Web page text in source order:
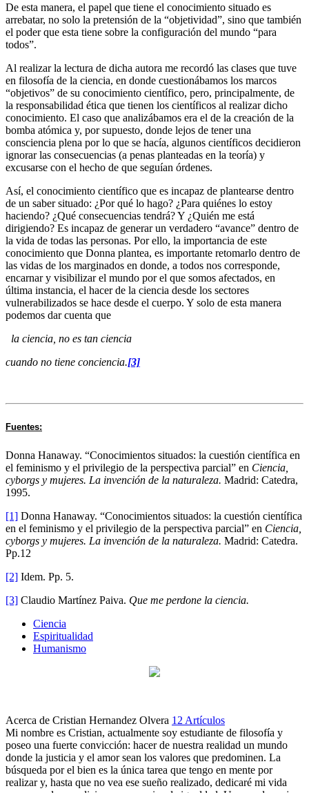
De esta manera, el papel que tiene el conocimiento situado es
arrebatar, no solo la pretensión de la “objetividad”, sino que también
el poder que esta tiene sobre la configuración del mundo “para
todos”.
Al realizar la lectura de dicha autora me recordó las clases que tuve
en filosofía de la ciencia, en donde cuestionábamos los marcos
“objetivos” de su conocimiento científico, pero, principalmente, de
la responsabilidad ética que tienen los científicos al realizar dicho
conocimiento. El caso que analizábamos era el de la creación de la
bomba atómica y, por supuesto, donde lejos de tener una
consciencia plena por lo que se hacía, algunos científicos decidieron
ignorar las consecuencias (a penas planteadas en la teoría) y
excusarse con el hecho de que seguían órdenes.
Así, el conocimiento científico que es incapaz de plantearse dentro
de un saber situado: ¿Por qué lo hago? ¿Para quiénes lo estoy
haciendo? ¿Qué consecuencias tendrá? Y ¿Quién me está
dirigiendo? Es incapaz de generar un verdadero “avance” dentro de
la vida de todas las personas. Por ello, la importancia de este
conocimiento que Donna plantea, es importante retomarlo dentro de
las vidas de los marginados en donde, a todos nos corresponde,
encarnar y visibilizar el mundo por el que somos afectados, en
última instancia, el hacer de la ciencia desde los sectores
vulnerabilizados se hace desde el cuerpo. Y solo de esta manera
podemos dar cuenta que
la ciencia, no es tan ciencia
cuando no tiene conciencia.[3]
Fuentes:
Donna Hanaway. “Conocimientos situados: la cuestión científica en
el feminismo y el privilegio de la perspectiva parcial” en Ciencia,
cyborgs y mujeres. La invención de la naturaleza. Madrid: Catedra,
1995.
[1] Donna Hanaway. “Conocimientos situados: la cuestión científica
en el feminismo y el privilegio de la perspectiva parcial” en Ciencia,
cyborgs y mujeres. La invención de la naturaleza. Madrid: Catedra.
Pp.12
[2] Idem. Pp. 5.
[3] Claudio Martínez Paiva. Que me perdone la ciencia.
Ciencia
Espiritualidad
Humanismo
Acerca de Cristian Hernandez Olvera 12 Artículos
Mi nombre es Cristian, actualmente soy estudiante de filosofía y
poseo una fuerte convicción: hacer de nuestra realidad un mundo
donde la justicia y el amor sean los valores que predominen. La
búsqueda por el bien es la única tarea que tengo en mente por
realizar y, hasta que no vea ese sueño realizado, dedicaré mi vida